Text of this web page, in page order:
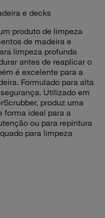
e decks
produto de limpeza
de madeira e
limpeza profunda
antes de reaplicar o
é excelente para a
Formulado para alta
Utilizado em
produz uma
forma ideal para a
ou para repintura
para limpeza
PT